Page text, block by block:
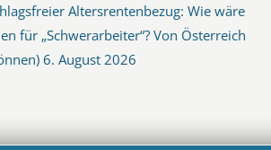
Altersrentenbezug: Wie wäre
für „Schwerarbeiter“? Von Österreich
6. August 2026